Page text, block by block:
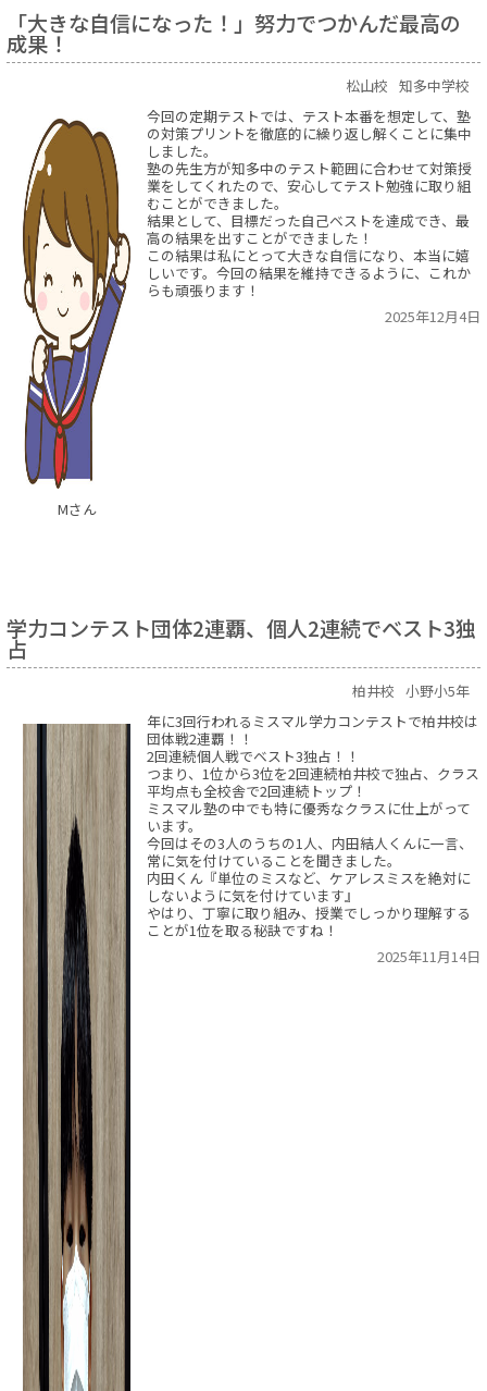
「大きな自信になった！」努力でつかんだ最高の
成果！
松山校 知多中学校
Mさん
今回の定期テストでは、テスト本番を想定して、塾
の対策プリントを徹底的に繰り返し解くことに集中
しました。
塾の先生方が知多中のテスト範囲に合わせて対策授
業をしてくれたので、安心してテスト勉強に取り組
むことができました。
結果として、目標だった自己ベストを達成でき、最
高の結果を出すことができました！
この結果は私にとって大きな自信になり、本当に嬉
しいです。今回の結果を維持できるように、これか
らも頑張ります！
2025年12月4日
学力コンテスト団体2連覇、個人2連続でベスト3独
占
柏井校 小野小5年
年に3回行われるミスマル学力コンテストで柏井校は
団体戦2連覇！！
2回連続個人戦でベスト3独占！！
つまり、1位から3位を2回連続柏井校で独占、クラス
平均点も全校舎で2回連続トップ！
ミスマル塾の中でも特に優秀なクラスに仕上がって
います。
今回はその3人のうちの1人、内田結人くんに一言、
常に気を付けていることを聞きました。
内田くん『単位のミスなど、ケアレスミスを絶対に
しないように気を付けています』
やはり、丁寧に取り組み、授業でしっかり理解する
ことが1位を取る秘訣ですね！
2025年11月14日